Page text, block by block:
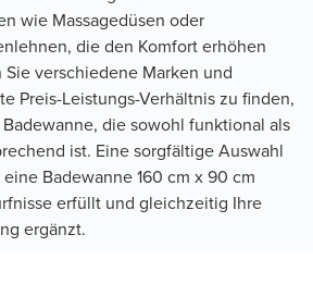
wie Massagedüsen oder
die den Komfort erhöhen
verschiedene Marken und
Preis-Leistungs-Verhältnis zu finden,
die sowohl funktional als
ist. Eine sorgfältige Auswahl
Badewanne 160 cm x 90 cm
erfüllt und gleichzeitig Ihre
ergänzt.